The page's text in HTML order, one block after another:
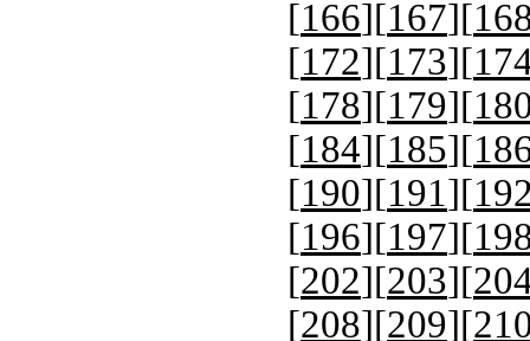
[166][167][
[172][173][
[178][179][
[184][185][
[190][191][
[196][197][
[202][203][
[208][209][